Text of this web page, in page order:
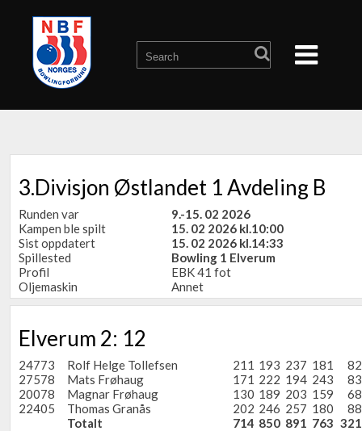
3.Divisjon Østlandet 1 Avdeling B
Runden var
9.-15. 02 2026
Kampen ble spilt
15. 02 2026 kl.10:00
Sist oppdatert
15. 02 2026 kl.14:33
Spillested
Bowling 1 Elverum
Profil
EBK 41 fot
Oljemaskin
Annet
Elverum 2: 12
24773 Rolf Helge Tollefsen 211 193 237 181
27578
Mats Frøhaug 171 222 194 243
20078
Magnar Frøhaug 130 189 203 159
22405
Thomas Granås 202 246 257 180
Totalt
714 850 891 763